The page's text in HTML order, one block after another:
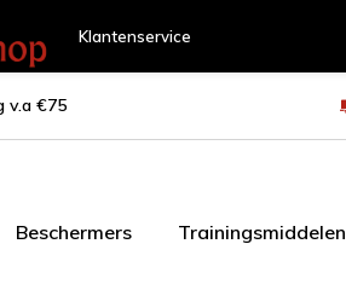
Klantenservice
v.a €75
Beschermers Trainingsmiddelen